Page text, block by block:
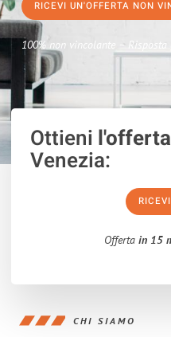
RICEVI UN'OFFERTA NON
100% non vincolante –
Ottieni
Venezia:
Offerta in 15
CHI SIAMO